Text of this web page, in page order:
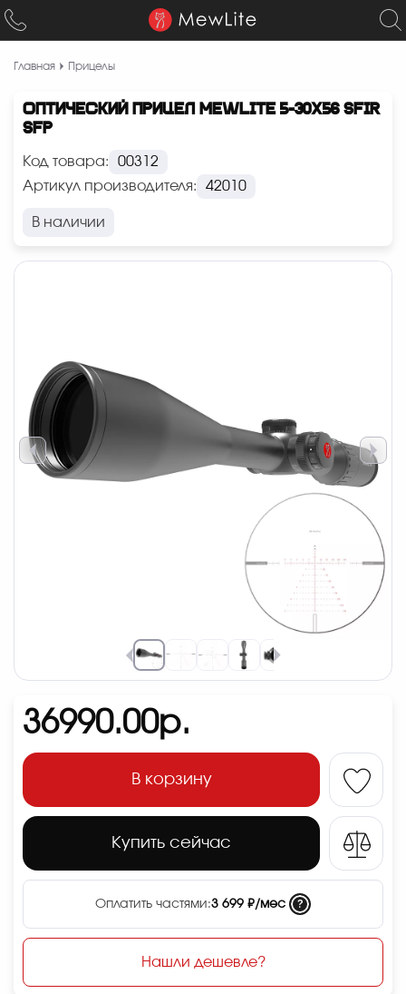
Главная Прицелы
ОПТИЧЕСКИЙ ПРИЦЕЛ MEWLITE 5-30X56 SFIR
SFP
Код товара:
00312
Артикул производителя:
42010
В наличии
36990.00р.
В корзину
Купить сейчас
Оплатить частями:3 699 ₽/мес ?
Нашли дешевле?